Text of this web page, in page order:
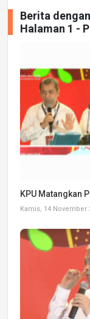
Berita
Halaman 1 -
KPU Matangkan
Kamis, 14 November